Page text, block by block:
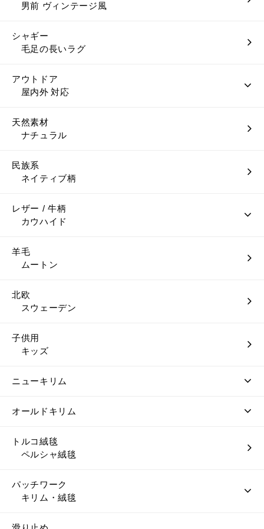
男前 ヴィンテージ風
シャギー
毛足の長いラグ
アウトドア
屋内外 対応
天然素材
ナチュラル
民族系
ネイティブ柄
レザー / 牛柄
カウハイド
羊毛
ムートン
北欧
スウェーデン
子供用
キッズ
ニューキリム
オールドキリム
トルコ絨毯
ペルシャ絨毯
パッチワーク
キリム・絨毯